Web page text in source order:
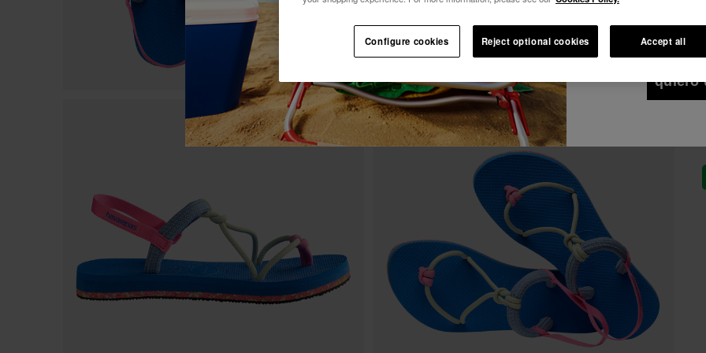
¡10% DTO EN TU 1er PEDIDO!
Únete a Havaianas y disfruta de ventajas exclusivas.
Únete y ahorra -10%.
Únete a Havaianas y disfruta de ventajas exclusivas.
Únete y ahorra -10%.
Deseo recibir
cualquier medio.
de Privacidad
quiero
Reject optional cookies Accept all
Configure cookies